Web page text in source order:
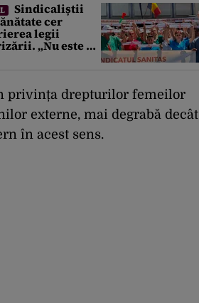
Sindicaliștii
cer
legii
„Nu este o
negociabilă”.
privința drepturilor femeilor
externe, mai degrabă decât
în acest sens.